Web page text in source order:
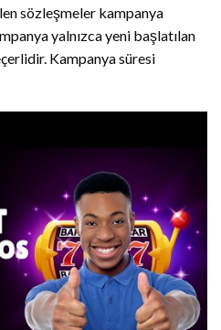
sözleşmeler kampanya
yalnızca yeni başlatılan
Kampanya süresi